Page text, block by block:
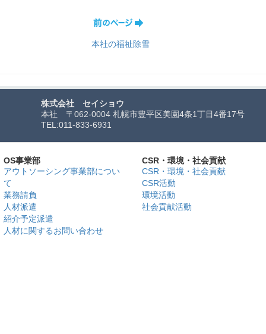
本社の福祉除雪
株式会社 セイショウ
本社 〒062-0004 札幌市豊平区美園4条1丁目4番17号
TEL:011-833-6931
OS事業部
アウトソーシング事業部につい
て
業務請負
人材派遣
紹介予定派遣
人材に関するお問い合わせ
CSR・環境・社会貢献
CSR・環境・社会貢献
CSR活動
環境活動
社会貢献活動